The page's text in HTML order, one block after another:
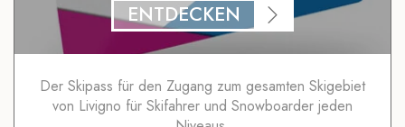
ENTDECKEN
Der Skipass für den Zugang zum gesamten Skigebiet
von Livigno für Skifahrer und Snowboarder jeden